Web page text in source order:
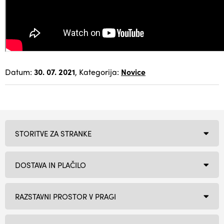
Datum: 30. 07. 2021, Kategorija: Novice
RAZSTAVNI PROSTOR V PRAGI
STORITVE ZA STRANKE
DOSTAVA IN PLAČILO